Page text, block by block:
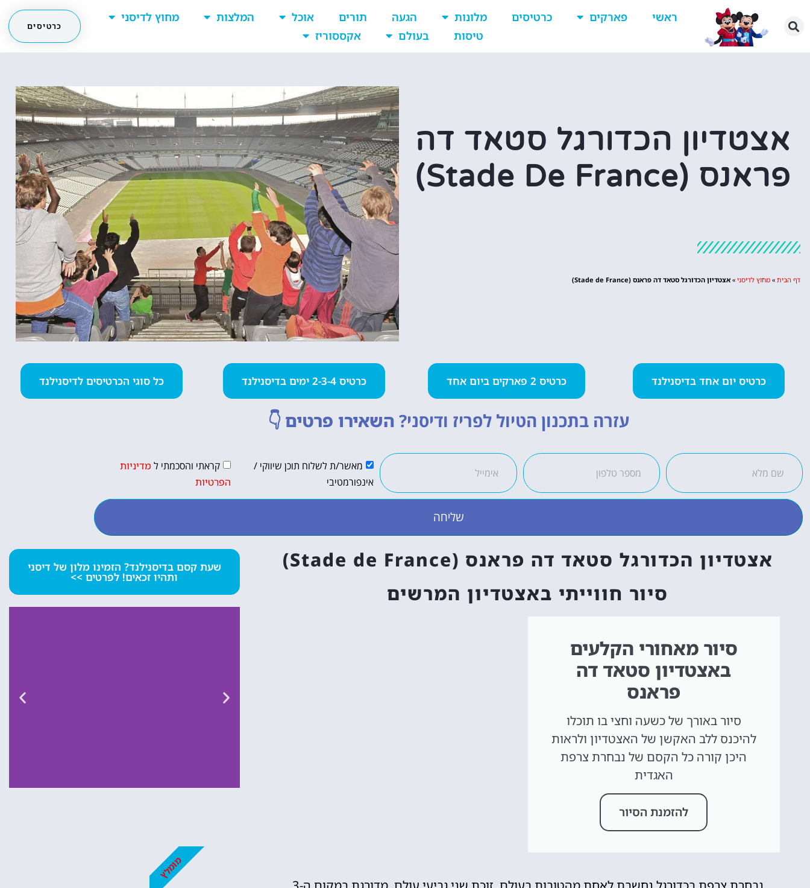
ראשי פארקים כרטיסים מלונות הגעה תורים אוכל המלצות
מחוץ לדיסני
טיסות
בעולם אקססוריז
כרטיסים
אצטדיון הכדורגל סטאד דה
פראנס (Stade De France)
דף הבית » מחוץ לדיסני » אצטדיון הכדורגל סטאד דה פראנס (Stade de France)
כרטיס יום אחד בדיסנילנד כרטיס 2 פארקים ביום אחד כרטיס 2-3-4 ימים בדיסנילנד כל סוגי הכרטיסים לדיסנילנד
עזרה בתכנון הטיול לפריז ודיסני? השאירו פרטים 👇
מאשר/ת לשלוח תוכן שיווקי /
אינפורמטיבי
קראתי והסכמתי ל מדיניות
הפרטיות
שליחה
אצטדיון הכדורגל סטאד דה פראנס (Stade de France)
סיור חווייתי באצטדיון המרשים
סיור מאחורי הקלעים
באצטדיון סטאד דה
פראנס
סיור באורך של כשעה וחצי בו תוכלו
להיכנס ללב האקשן של האצטדיון ולראות
היכן קורה כל הקסם של נבחרת צרפת
האגדית
להזמנת הסיור
שעת קסם בדיסנילנד? הזמינו מלון של דיסני
ותהיו זכאים! לפרטים >>
מומלץ לקנות כרטיסמומלץ